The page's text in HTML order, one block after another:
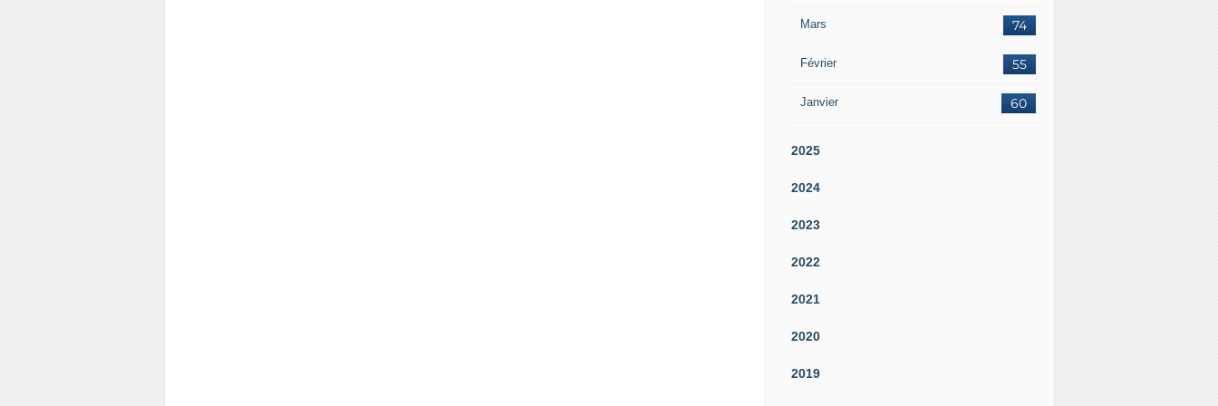
Mars 74
Février 55
Janvier 60
2025
2024
2023
2022
2021
2020
2019